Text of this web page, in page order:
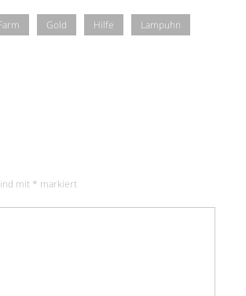
Gold Hilfe Lampuhn
mit * markiert